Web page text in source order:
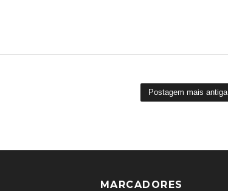
Postagem mais antiga
MARCADORES